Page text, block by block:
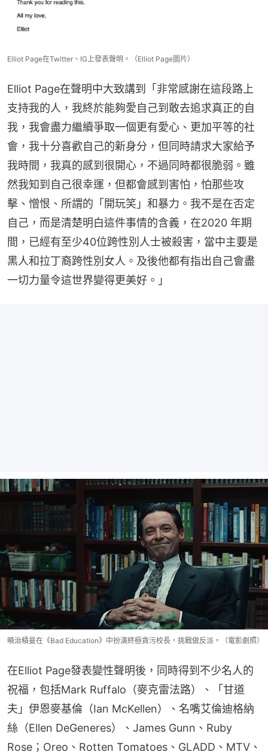
Elliot Page在Twitter、IG上發表聲明。（Elliot Page圖片）
Elliot Page在聲明中大致講到「非常感謝在這段路上
支持我的人，我終於能夠愛自己到敢去追求真正的自
我，我會盡力繼續爭取一個更有愛心、更加平等的社
會，我十分喜歡自己的新身分，但同時請求大家給予
我時間，我真的感到很開心，不過同時都很脆弱。雖
然我知到自己很幸運，但都會感到害怕，怕那些攻
擊、憎恨、所謂的「開玩笑」和暴力。我不是在否定
自己，而是清楚明白這件事情的含義，在2020 年期
間，已經有至少40位跨性別人士被殺害，當中主要是
黑人和拉丁裔跨性別女人。及後他都有指出自己會盡
一切力量令這世界變得更美好。」
曉治積曼在《Bad Education》中扮演終極貪污校長，挑戰做反派。（電影劇照）
在Elliot Page發表變性聲明後，同時得到不少名人的
祝福，包括Mark Ruffalo（麥克雷法路）、「甘道
夫」伊恩麥基倫（Ian McKellen）、名嘴艾倫迪格納
絲（Ellen DeGeneres）、James Gunn、Ruby
Rose；Oreo、Rotten Tomatoes、GLADD、MTV、